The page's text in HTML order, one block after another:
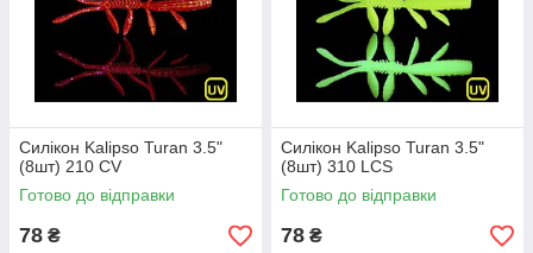
Силікон Kalipso Turan 3.5"
(8шт) 210 CV
Готово до відправки
78 ₴
Силікон Kalipso Turan 3.5"
(8шт) 310 LCS
Готово до відправки
78 ₴